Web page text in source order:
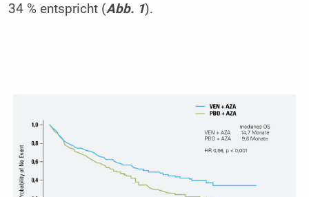
34 % entspricht (Abb. 1).